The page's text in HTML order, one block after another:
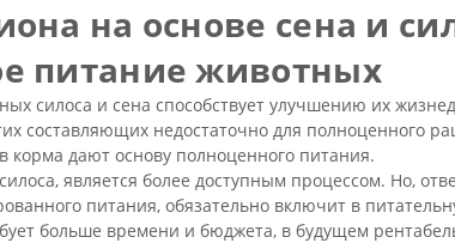
на основе сена и
питание животных
силоса и сена способствует улучшению их
составляющих недостаточно для полноценного
корма дают основу полноценного питания.
является более доступным процессом. Но,
питания, обязательно включит в
больше времени и бюджета, в будущем